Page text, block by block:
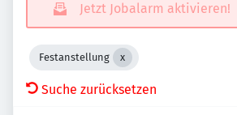
Jetzt Jobalarm aktivieren!
Festanstellung
Suche zurücksetzen